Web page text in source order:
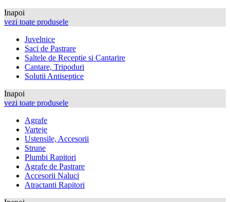
Inapoi
vezi toate produsele
Juvelnice
Saci de Pastrare
Saltele de Receptie si Cantarire
Cantare, Tripoduri
Solutii Antiseptice
Inapoi
vezi toate produsele
Agrafe
Varteje
Ustensile, Accesorii
Strune
Plumbi Rapitori
Agrafe de Pastrare
Accesorii Naluci
Atractanti Rapitori